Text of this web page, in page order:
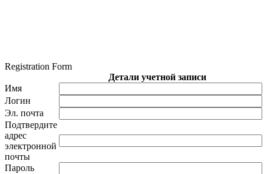
Registration Form
Детали учетной записи
Имя
Логин
Эл. почта
Подтвердите
адрес
электронной
почты
Пароль